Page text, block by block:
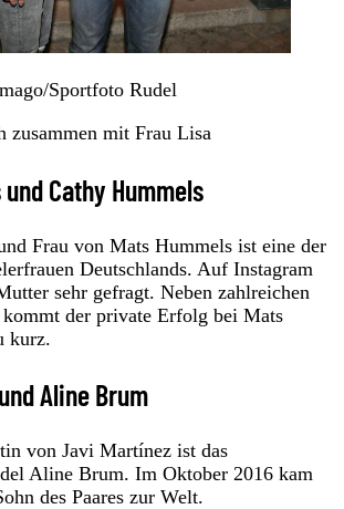
Sportfoto Rudel
zusammen mit Frau Lisa
Cathy Hummels
Frau von Mats Hummels ist eine der
Deutschlands. Auf Instagram
sehr gefragt. Neben zahlreichen
der private Erfolg bei Mats
kurz.
Aline Brum
von Javi Martínez ist das
Aline Brum. Im Oktober 2016 kam
des Paares zur Welt.